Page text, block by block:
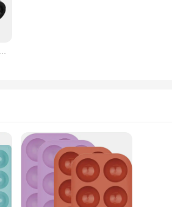
4 قطعة خرطوم مضفر فاصل المشبك محول 4AN 6AN 8AN 10AN 12AN خط الوقود تركيب قوس الألومنيوم AN4 AN6 AN8 AN10 AN12